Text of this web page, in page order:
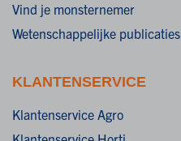
Vind je monsternemer
Wetenschappelijke publicaties
KLANTENSERVICE
Klantenservice Agro